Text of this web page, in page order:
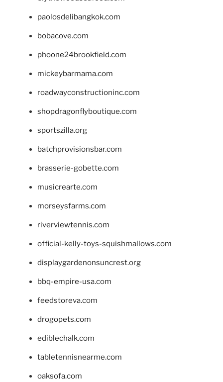
paolosdelibangkok.com
bobacove.com
phoone24brookfield.com
mickeybarmama.com
roadwayconstructioninc.com
shopdragonflyboutique.com
sportszilla.org
batchprovisionsbar.com
brasserie-gobette.com
musicrearte.com
morseysfarms.com
riverviewtennis.com
official-kelly-toys-squishmallows.com
displaygardenonsuncrest.org
bbq-empire-usa.com
feedstoreva.com
drogopets.com
ediblechalk.com
tabletennisnearme.com
oaksofa.com